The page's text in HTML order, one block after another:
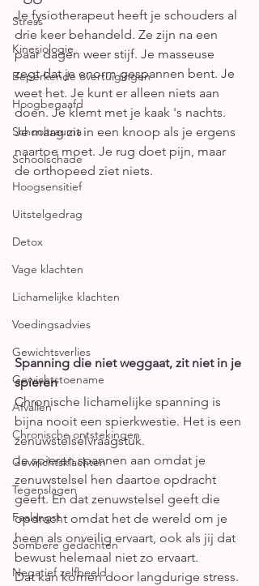
Stress
Kinesiologie
Beperkende overtuigingen
Hoogbegaafd
Schooltrauma
Schoolschade
Hoogsensitief
Uitstelgedrag
Detox
Vage klachten
Lichamelijke klachten
Voedingsadvies
Gewichtsverlies
Gewichtstoename
Afvallen
Chronische ontstekingen
Gewrichtsklachten
Tegenslagen
Faalangst
Sombere gedachten
Negatief zelfbeeld
Je fysiotherapeut heeft je schouders al
drie keer behandeld. Ze zijn na een
paar dagen weer stijf. Je masseuse
zegt dat je enorm gespannen bent. Je
weet het. Je kunt er alleen niets aan
doen. Je klemt met je kaak 's nachts.
Je maag zit in een knoop als je ergens
naartoe moet. Je rug doet pijn, maar
de orthopeed ziet niets.
Spanning die niet weggaat, zit niet in je
spieren
Chronische lichamelijke spanning is
bijna nooit een spierkwestie. Het is een
zenuwstelselvraagstuk.
Je spieren spannen aan omdat je
zenuwstelsel hen daartoe opdracht
geeft. En dat zenuwstelsel geeft die
opdracht omdat het de wereld om je
heen als onveilig ervaart, ook als jij dat
bewust helemaal niet zo ervaart.
Dat kan komen door langdurige stress.